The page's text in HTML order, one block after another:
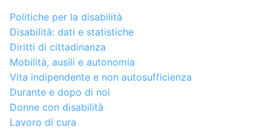
Politiche per la disabilità
Disabilità: dati e statistiche
Diritti di cittadinanza
Mobilità, ausili e autonomia
Vita indipendente e non autosufficienza
Durante e dopo di noi
Donne con disabilità
Lavoro di cura